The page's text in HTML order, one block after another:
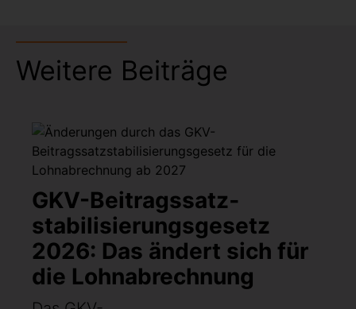
Weitere Beiträge
GKV-Beitragssatz­
stabilisierungsgesetz
2026: Das ändert sich für
die Lohnabrechnung